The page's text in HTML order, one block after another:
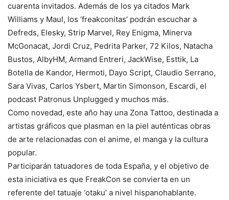
cuarenta invitados. Además de los ya citados Mark
Williams y Maul, los ‘freakconitas’ podrán escuchar a
Defreds, Elesky, Strip Marvel, Rey Enigma, Minerva
McGonacat, Jordi Cruz, Pedrita Parker, 72 Kilos, Natacha
Bustos, AlbyHM, Armand Entreri, JackWise, Esttik, La
Botella de Kandor, Hermoti, Dayo Script, Claudio Serrano,
Sara Vivas, Carlos Ysbert, Martin Simonson, Escardi, el
podcast Patronus Unplugged y muchos más.
Como novedad, este año hay una Zona Tattoo, destinada a
artistas gráficos que plasman en la piel auténticas obras
de arte relacionadas con el anime, el manga y la cultura
popular.
Participarán tatuadores de toda España, y el objetivo de
esta iniciativa es que FreakCon se convierta en un
referente del tatuaje ‘otaku’ a nivel hispanohablante.